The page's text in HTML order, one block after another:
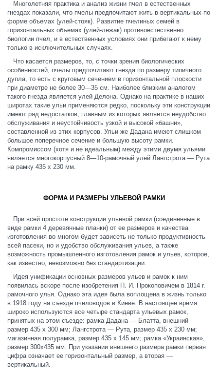
Многолетняя практика и анализ жизни пчел в естественных
гнездах показали, что пчелы предпочитают жить в вертикальных по
форме объемах (улей-стояк). Развитие пчелиных семей в
горизонтальных объемах (улей-лежак) противоестественно
биологии пчел, и в естественных условиях они прибегают к нему
только в исключительных случаях.
Что касается размеров, то, с точки зрения биологических
особенностей, пчелы предпочитают гнезда по размеру типичного
дупла, то есть с круговым сечением в горизонтальной плоскости
при диаметре не более 30—35 см. Наиболее близким аналогом
такого гнезда является улей Делона. Однако на практике в наших
широтах такие ульи применяются редко, поскольку эти конструкции
имеют ряд недостатков, главным из которых является неудобство
обслуживания и неустойчивость узкой и высокой «башни»,
составленной из этих корпусов. Ульи же Дадана имеют слишком
большое поперечное сечение и большую высоту рамки.
Компромиссом (хотя и не идеальным) между этими двумя ульями
является многокорпусный 8—10-рамочный улей Лангстрота — Рута
на рамку 435 х 230 мм.
ФОРМА И РАЗМЕРЫ УЛЬЕВОЙ РАМКИ
При всей простоте конструкции ульевой рамки (соединенные в
виде рамки 4 деревянные планки) от ее размеров и качества
изготовления во многом будет зависеть не только продуктивность
всей пасеки, но и удобство обслуживания ульев, а также
возможность промышленного изготовления рамок и ульев, которое,
как известно, невозможно без стандартизации.
Идея унификации основных размеров ульев и рамок к ним
появилась вскоре после изобретения П. И. Прокоповичем в 1814 г.
рамочного улья. Однако эта идея была воплощена в жизнь только
в 1918 году на съезде пчеловодов в Киеве. В настоящее время
широко используются все четыре стандарта ульевых рамок,
принятых на этом съезде: рамка Дадана — Блатта, внешний
размер 435 х 300 мм; Лангстрота — Рута, размер 435 х 230 мм;
магазинная полурамка, размер 435 х 145 мм; рамка «Украинская»,
размер 300x435 мм. При указании внешнего размера рамки первая
цифра означает ее горизонтальный размер, а вторая —
вертикальный.